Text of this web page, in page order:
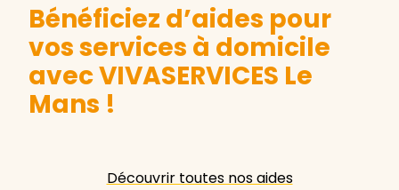
Bénéficiez d’aides pour
vos services à domicile
avec VIVASERVICES Le
Mans !
Découvrir toutes nos aides